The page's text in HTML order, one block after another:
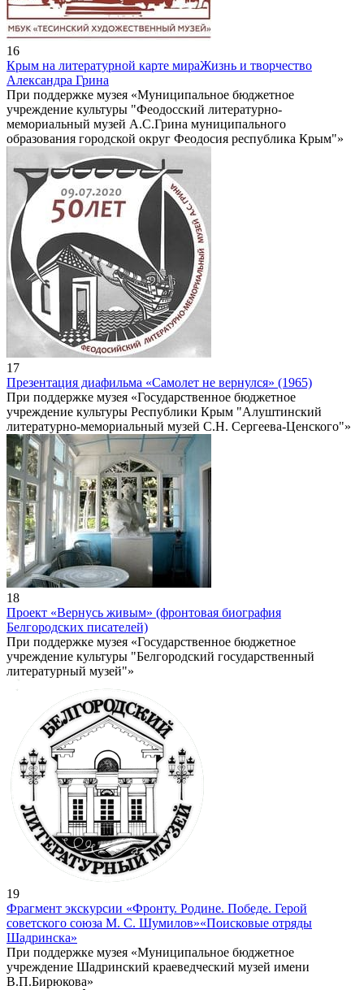
16
Крым на литературной карте мираЖизнь и творчество
Александра Грина
При поддержке музея «Муниципальное бюджетное
учреждение культуры "Феодосский литературно-
мемориальный музей А.С.Грина муниципального
образования городской округ Феодосия республика Крым"»
17
Презентация диафильма «Самолет не вернулся» (1965)
При поддержке музея «Государственное бюджетное
учреждение культуры Республики Крым "Алуштинский
литературно-мемориальный музей С.Н. Сергеева-Ценского"»
18
Проект «Вернусь живым» (фронтовая биография
Белгородских писателей)
При поддержке музея «Государственное бюджетное
учреждение культуры "Белгородский государственный
литературный музей"»
19
Фрагмент экскурсии «Фронту. Родине. Победе. Герой
советского союза М. С. Шумилов»«Поисковые отряды
Шадринска»
При поддержке музея «Муниципальное бюджетное
учреждение Шадринский краеведческий музей имени
В.П.Бирюкова»